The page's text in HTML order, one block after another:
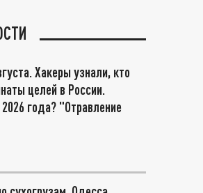
Хакеры узнали, кто
целей в России.
года? "Отравление